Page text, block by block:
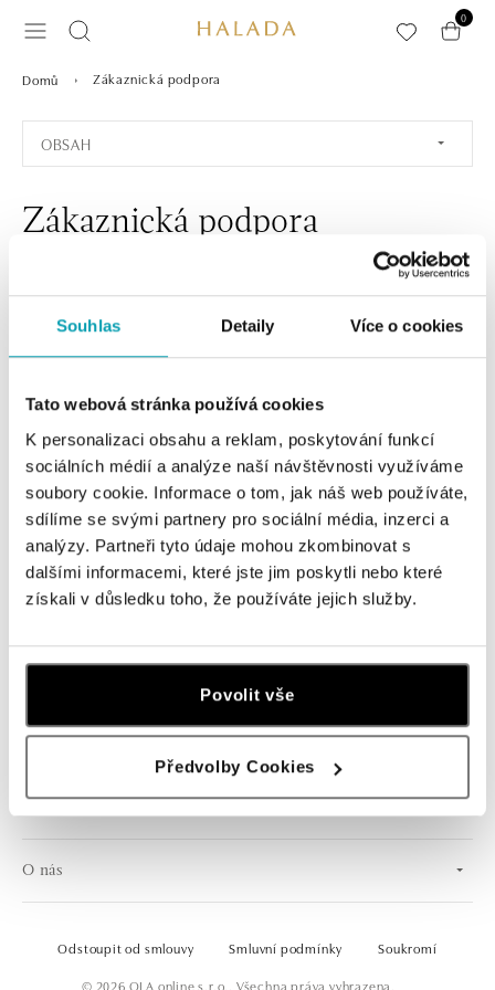
Souhlas Detaily Více o cookies
Tato webová stránka používá cookies
K personalizaci obsahu a reklam, poskytování funkcí
sociálních médií a analýze naší návštěvnosti využíváme
soubory cookie. Informace o tom, jak náš web používáte,
sdílíme se svými partnery pro sociální média, inzerci a
analýzy. Partneři tyto údaje mohou zkombinovat s
dalšími informacemi, které jste jim poskytli nebo které
získali v důsledku toho, že používáte jejich služby.
Povolit vše
Předvolby Cookies
0
Domů Zákaznická podpora
OBSAH
Zákaznická podpora
Objevte nejnovější kolekce, novinky a exkluzivní produkty.
Žena
Muž
PŘIHLÁŠENÍ
Souhlasím s odběrem newsletteru
O nás
© 2026 OLA online s.r.o.. Všechna práva vyhrazena.
Odstoupit od smlouvy Smluvní podmínky Soukromí